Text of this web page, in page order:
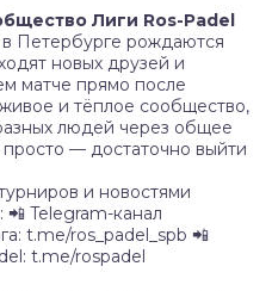
Лиги Ros-Padel
Петербурге рождаются
новых друзей и
матче прямо после
и тёплое сообщество,
людей через общее
— достаточно выйти
и новостями
Telegram-канал
t.me/ros_padel_spb 📲
t.me/rospadel